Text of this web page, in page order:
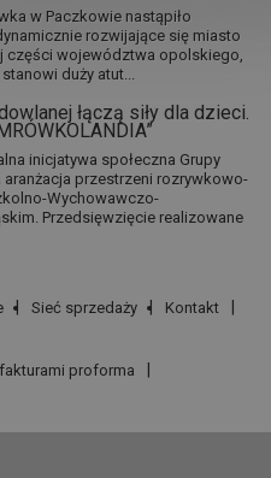
w Paczkowie nastąpiło
rozwijające się miasto
części województwa opolskiego,
duży atut...
łączą siły dla dzieci.
inicjatywa społeczna Grupy
aranżacja przestrzeni rozrywkowo-
Wychowawczo-
Przedsięwzięcie realizowane
Sieć sprzedaży
Kontakt
proforma